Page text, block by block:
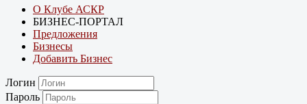
О Клубе АСКР
БИЗНЕС-ПОРТАЛ
Предложения
Бизнесы
Добавить Бизнес
Логин
Пароль